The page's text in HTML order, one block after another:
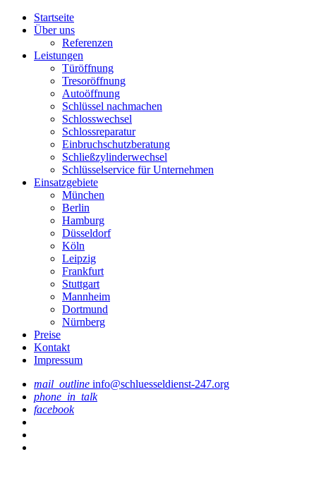
Startseite
Über uns
Referenzen
Leistungen
Türöffnung
Tresoröffnung
Аutoöffnung
Schlüssel nachmachen
Schlosswechsel
Schlossreparatur
Einbruchschutzberatung
Schließzylinderwechsel
Schlüsselservice für Unternehmen
Einsatzgebiete
München
Berlin
Hamburg
Düsseldorf
Köln
Leipzig
Frankfurt
Stuttgart
Mannheim
Dortmund
Nürnberg
Preise
Kontakt
Impressum
mail_outline info@schluesseldienst-247.org
phone_in_talk
facebook